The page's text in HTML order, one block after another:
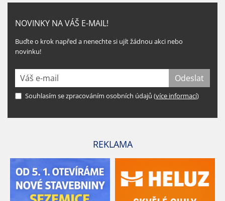
NOVINKY NA VÁŠ E-MAIL!
Buďte o krok napřed a nenechte si ujít žádnou akci nebo
novinku!
Souhlasím se zpracováním osobních údajů (více informací)
REKLAMA